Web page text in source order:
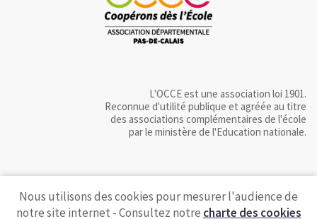
L'OCCE est une association loi 1901.
Reconnue d'utilité publique et agréée au titre
des associations complémentaires de l'école
par le ministère de l'Education nationale.
Nous utilisons des cookies pour mesurer l'audience de
notre site internet - Consultez notre charte des cookies